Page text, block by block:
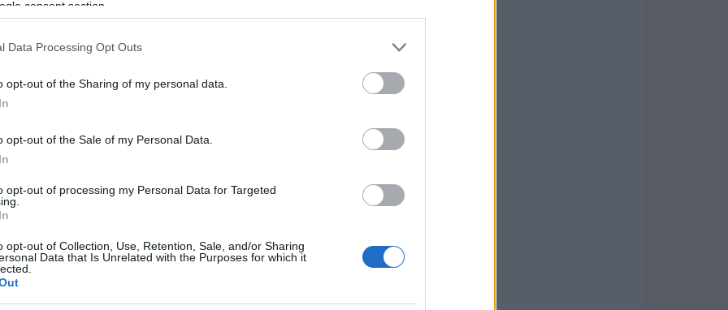
consent section.
Data Processing Opt Outs
opt-out of the Sharing of my personal data.
opt-out of the Sale of my Personal Data.
opt-out of processing my Personal Data for Targeted
opt-out of Collection, Use, Retention, Sale, and/or Sharing
Data that Is Unrelated with the Purposes for which it
pilastri fondamentali:
. Per quanto riguarda i materiali, Apple
riciclato e di altre sostanze provenienti da
diminuisce la necessità di estrazione di